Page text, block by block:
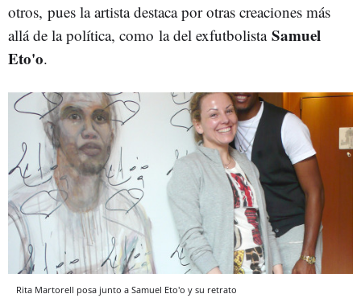
otros, pues la artista destaca por otras creaciones más
allá de la política, como la del exfutbolista Samuel
Eto'o.
Rita Martorell posa junto a Samuel Eto'o y su retrato